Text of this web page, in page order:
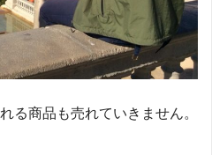
る商品も売れていきません。